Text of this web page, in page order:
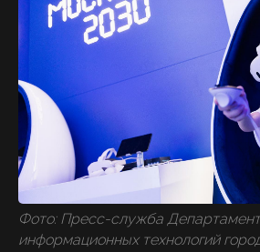
Фото: Пресс-служба
информационных технологий